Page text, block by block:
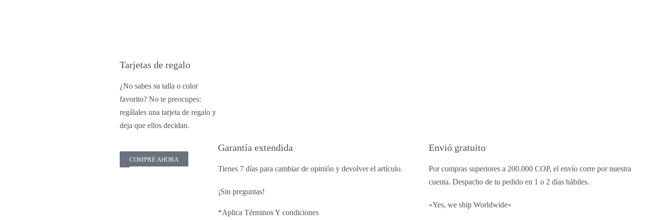
Tarjetas de regalo
¿No sabes su talla o color
favorito? No te preocupes:
regálales una tarjeta de regalo y
deja que ellos decidan.
COMPRE AHORA
Garantía extendida
Tienes 7 días para cambiar de opinión y devolver el artículo.
¡Sin preguntas!
*Aplica Términos Y condiciones
Envió gratuito
Por compras superiores a 200.000 COP, el envío corre por nuestra
cuenta. Despacho de tu pedido en 1 o 2 días hábiles.
«Yes, we ship Worldwide»